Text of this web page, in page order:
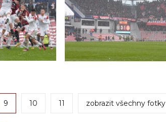
9 10 11 zobrazit všechny fotky